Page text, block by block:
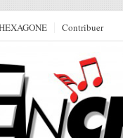
Contribuer